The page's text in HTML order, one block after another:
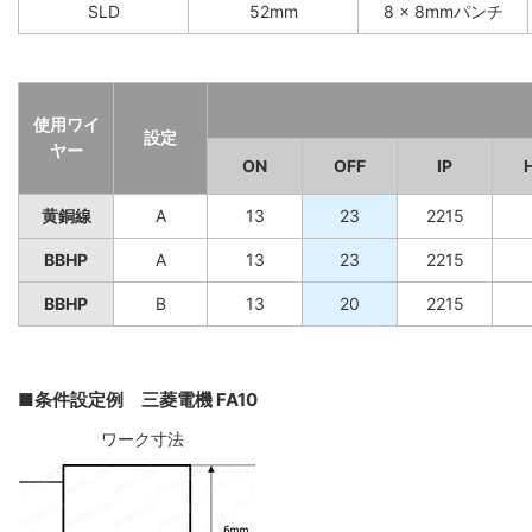
SLD 52mm 8 x 8mmパンチ
使用ワイ
ヤー
設定
ON
OFF IP
黄銅線 A 13 23 2215
BBHP A 13 23 2215
BBHP B 13 20 2215
■条件設定例 三菱電機 FA10
ワーク寸法